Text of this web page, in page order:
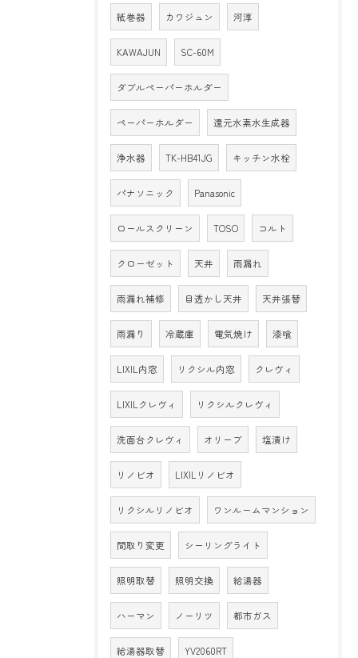
紙巻器 カワジュン 河淳
KAWAJUN SC-60M
ダブルペーパーホルダー
ペーパーホルダー 還元水素水生成器
浄水器 TK-HB41JG キッチン水栓
パナソニック Panasonic
ロールスクリーン TOSO コルト
クローゼット 天井 雨漏れ
雨漏れ補修 目透かし天井 天井張替
雨漏り 冷蔵庫 電気焼け 漆喰
LIXIL内窓 リクシル内窓 クレヴィ
LIXILクレヴィ リクシルクレヴィ
洗面台クレヴィ オリーブ 塩漬け
リノビオ LIXILリノビオ
リクシルリノビオ ワンルームマンション
間取り変更 シーリングライト
照明取替 照明交換 給湯器
ハーマン ノーリツ 都市ガス
給湯器取替 YV2060RT